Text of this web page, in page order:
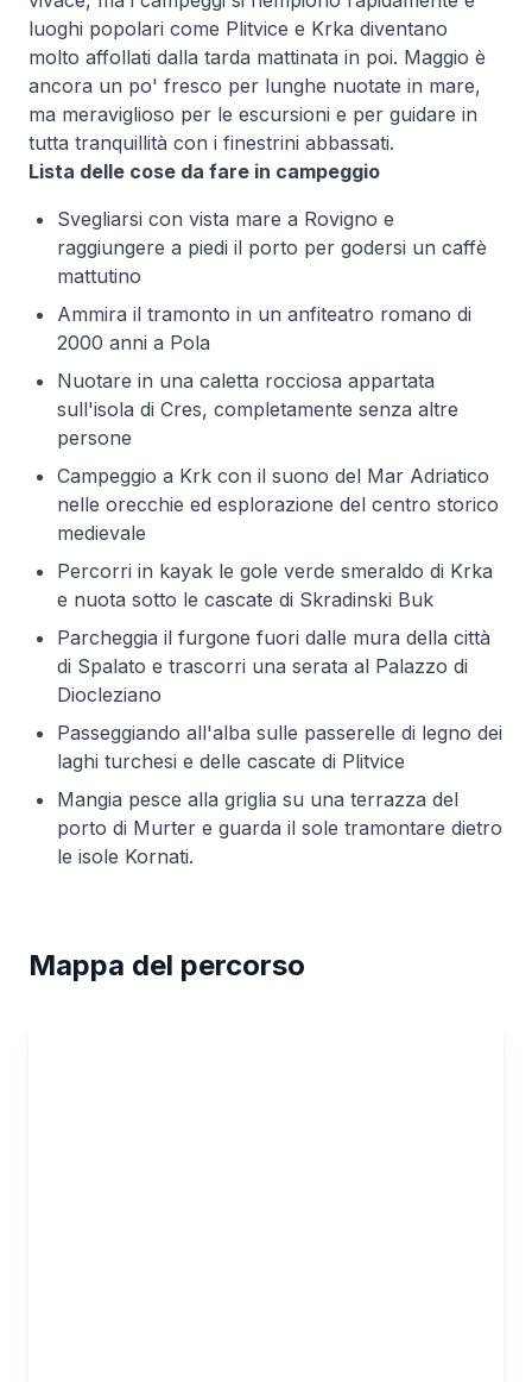
luoghi popolari come Plitvice e Krka diventano
molto affollati dalla tarda mattinata in poi. Maggio è
ancora un po' fresco per lunghe nuotate in mare,
ma meraviglioso per le escursioni e per guidare in
tutta tranquillità con i finestrini abbassati.
Lista delle cose da fare in campeggio
Svegliarsi con vista mare a Rovigno e
raggiungere a piedi il porto per godersi un caffè
mattutino
Ammira il tramonto in un anfiteatro romano di
2000 anni a Pola
Nuotare in una caletta rocciosa appartata
sull'isola di Cres, completamente senza altre
persone
Campeggio a Krk con il suono del Mar Adriatico
nelle orecchie ed esplorazione del centro storico
medievale
Percorri in kayak le gole verde smeraldo di Krka
e nuota sotto le cascate di Skradinski Buk
Parcheggia il furgone fuori dalle mura della città
di Spalato e trascorri una serata al Palazzo di
Diocleziano
Passeggiando all'alba sulle passerelle di legno dei
laghi turchesi e delle cascate di Plitvice
Mangia pesce alla griglia su una terrazza del
porto di Murter e guarda il sole tramontare dietro
le isole Kornati.
Mappa del percorso